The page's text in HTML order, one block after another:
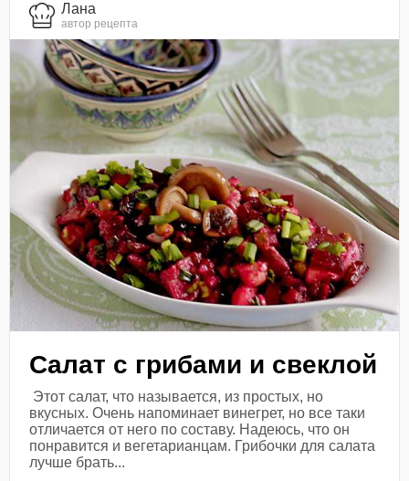
Лана
автор рецепта
Салат с грибами и свеклой
Этот салат, что называется, из простых, но
вкусных. Очень напоминает винегрет, но все таки
отличается от него по составу. Надеюсь, что он
понравится и вегетарианцам. Грибочки для салата
лучше брать...